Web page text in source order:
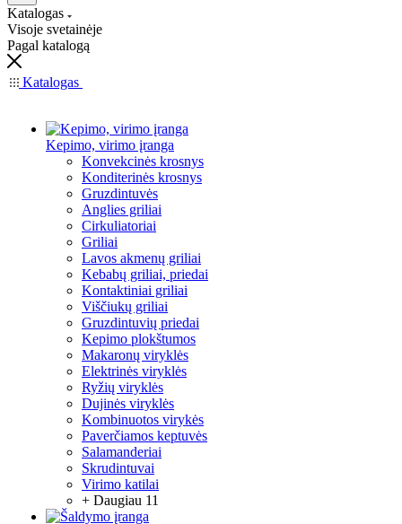
Katalogas
Visoje svetainėje
Pagal katalogą
Katalogas
Kepimo, virimo įranga
Konvekcinės krosnys
Konditerinės krosnys
Gruzdintuvės
Anglies griliai
Cirkuliatoriai
Griliai
Lavos akmenų griliai
Kebabų griliai, priedai
Kontaktiniai griliai
Viščiukų griliai
Gruzdintuvių priedai
Kepimo plokštumos
Makaronų viryklės
Elektrinės viryklės
Ryžių viryklės
Dujinės viryklės
Kombinuotos virykės
Paverčiamos keptuvės
Salamanderiai
Skrudintuvai
Virimo katilai
+ Daugiau 11